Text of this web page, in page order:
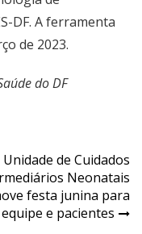
DF. A ferramenta
de 2023.
do DF
Unidade de Cuidados
Neonatais
festa junina para
equipe e pacientes